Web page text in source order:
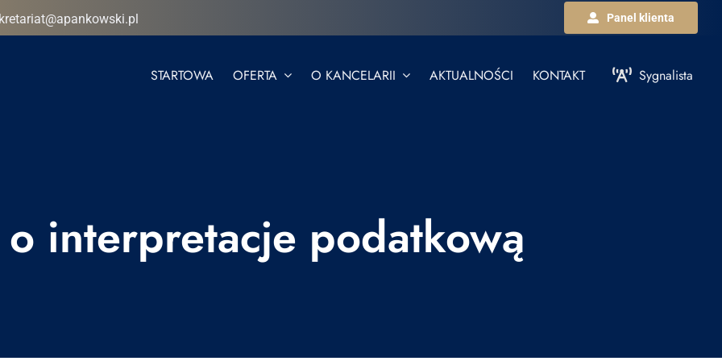
Panel klienta
STARTOWA OFERTA O KANCELARII AKTUALNOŚCI KONTAKT Sygnalista
interpretacje podatkową